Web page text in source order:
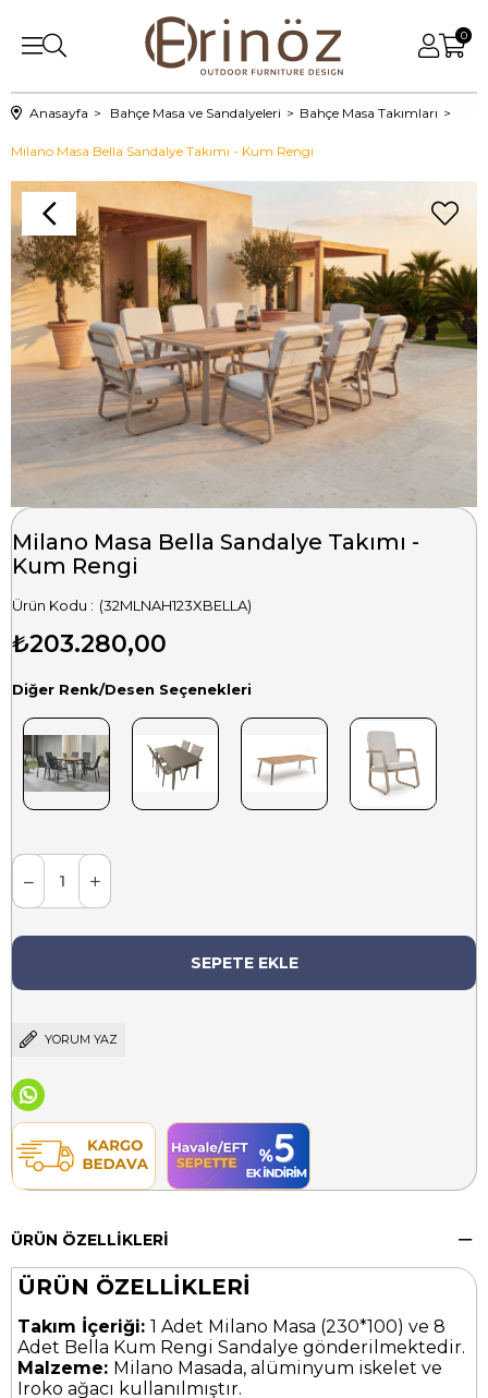
0
Anasayfa Bahçe Masa ve Sandalyeleri Bahçe Masa Takımları
Milano Masa Bella Sandalye Takımı - Kum Rengi
Milano Masa Bella Sandalye Takımı -
Kum Rengi
(32MLNAH123XBELLA)
₺203.280,00
Diğer Renk/Desen Seçenekleri
YORUM YAZ
ÜRÜN ÖZELLIKLERI
ÜRÜN ÖZELLİKLERİ
Takım İçeriği: 1 Adet Milano Masa (230*100) ve 8
Adet Bella Kum Rengi Sandalye gönderilmektedir.
Malzeme: Milano Masada, alüminyum iskelet ve
Iroko ağacı kullanılmıştır.